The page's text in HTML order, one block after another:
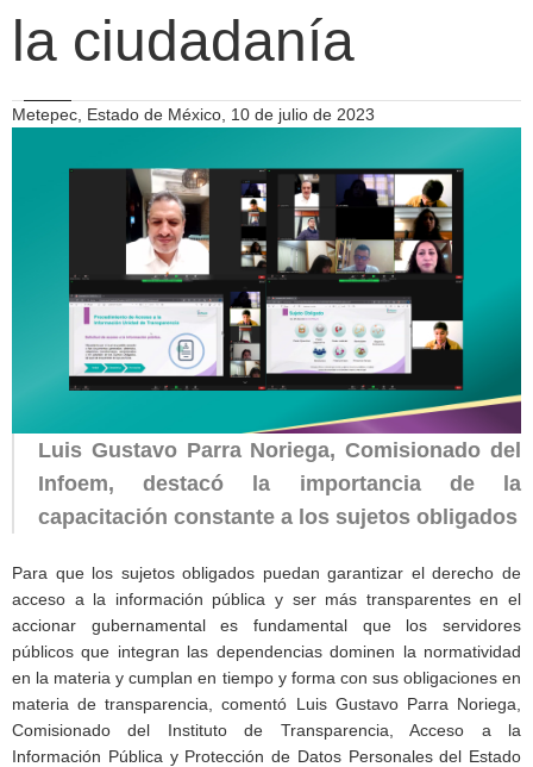
la ciudadanía
Metepec, Estado de México, 10 de julio de 2023
Luis Gustavo Parra Noriega, Comisionado del
Infoem, destacó la importancia de la
capacitación constante a los sujetos obligados
Para que los sujetos obligados puedan garantizar el derecho de
acceso a la información pública y ser más transparentes en el
accionar gubernamental es fundamental que los servidores
públicos que integran las dependencias dominen la normatividad
en la materia y cumplan en tiempo y forma con sus obligaciones en
materia de transparencia, comentó Luis Gustavo Parra Noriega,
Comisionado del Instituto de Transparencia, Acceso a la
Información Pública y Protección de Datos Personales del Estado